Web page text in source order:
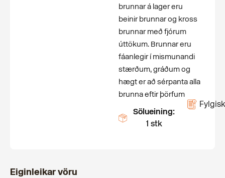
brunnar á lager eru
beinir brunnar og kross
brunnar með fjórum
úttökum. Brunnar eru
fáanlegir í mismunandi
stærðum, gráðum og
hægt er að sérpanta alla
brunna eftir þörfum
Sölueining:
1 stk
Eiginleikar vöru